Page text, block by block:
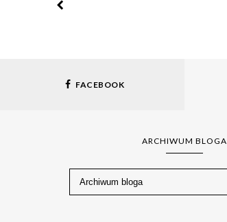
FACEBOOK
ARCHIWUM BLOGA